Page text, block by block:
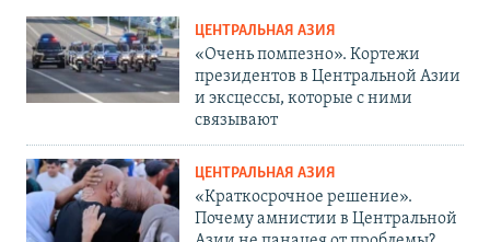
ЦЕНТРАЛЬНАЯ АЗИЯ
«Очень помпезно». Кортежи
президентов в Центральной Азии
и эксцессы, которые с ними
связывают
ЦЕНТРАЛЬНАЯ АЗИЯ
«Краткосрочное решение».
Почему амнистии в Центральной